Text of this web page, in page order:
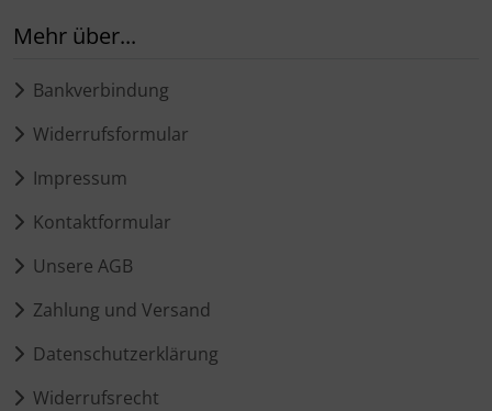
Mehr über...
Bankverbindung
Widerrufsformular
Impressum
Kontaktformular
Unsere AGB
Zahlung und Versand
Datenschutzerklärung
Widerrufsrecht